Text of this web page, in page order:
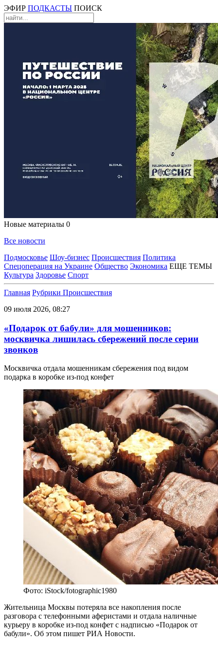
ЭФИР ПОДКАСТЫ ПОИСК
Новые материалы 0
Все новости
Подмосковье Шоу-бизнес Происшествия Политика
Спецоперация на Украине Общество Экономика ЕЩЕ ТЕМЫ
Культура Здоровье Спорт
Главная Рубрики Происшествия
09 июля 2026, 08:27
«Подарок от бабули» для мошенников:
москвичка лишилась сбережений после серии
звонков
Москвичка отдала мошенникам сбережения под видом
подарка в коробке из-под конфет
Фото: iStock/fotographic1980
Жительница Москвы потеряла все накопления после
разговора с телефонными аферистами и отдала наличные
курьеру в коробке из-под конфет с надписью «Подарок от
бабули». Об этом пишет РИА Новости.